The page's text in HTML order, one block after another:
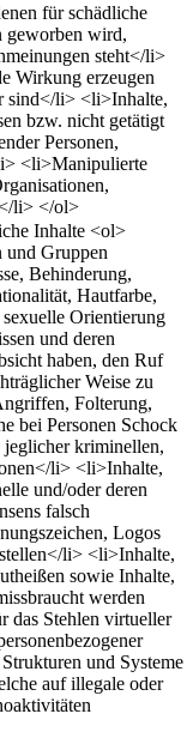
für schädliche
geworben wird,
steht</li>
Wirkung erzeugen
sind</li> <li>Inhalte,
bzw. nicht getätigt
Personen,
<li>Manipulierte
li> </ol>
Inhalte <ol>
Gruppen
Behinderung,
Hautfarbe,
Orientierung
und deren
haben, den Ruf
Weise zu
Folterung,
bei Personen Schock
kriminellen,
li> <li>Inhalte,
und/oder deren
falsch
Logos
li> <li>Inhalte,
sowie Inhalte,
werden
das Stehlen virtueller
und Systeme
auf illegale oder